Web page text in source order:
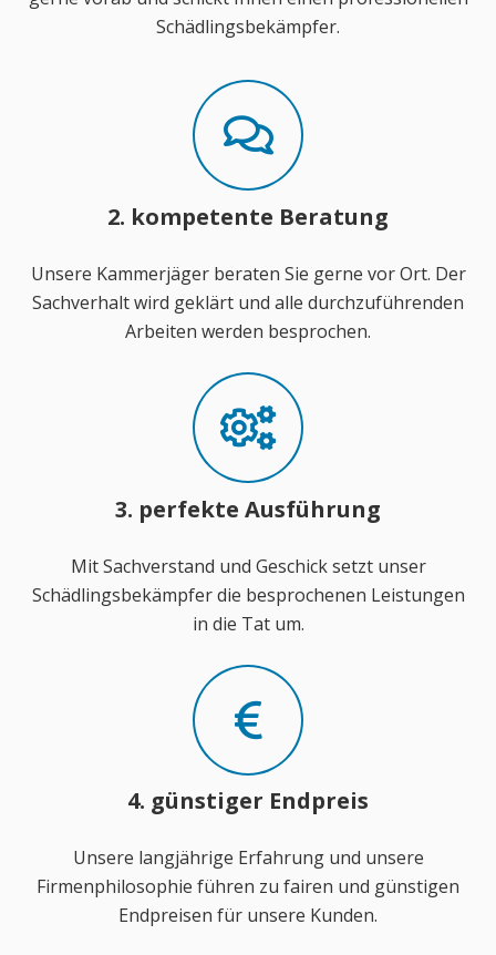
Schädlingsbekämpfer.
2. kompetente Beratung
Unsere Kammerjäger beraten Sie gerne vor Ort. Der
Sachverhalt wird geklärt und alle durchzuführenden
Arbeiten werden besprochen.
3. perfekte Ausführung
Mit Sachverstand und Geschick setzt unser
Schädlingsbekämpfer die besprochenen Leistungen
in die Tat um.
4. günstiger Endpreis
Unsere langjährige Erfahrung und unsere
Firmenphilosophie führen zu fairen und günstigen
Endpreisen für unsere Kunden.